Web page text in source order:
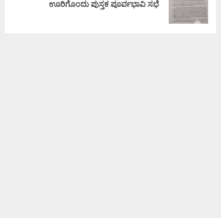
ಊರಿಗೊಂದು ಪುಸ್ತಕ ಪೂರ್ವಭಾವಿ ಸಭೆ